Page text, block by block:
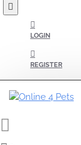
LOGIN
REGISTER